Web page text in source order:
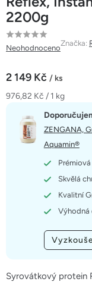
2200g
Průměrné
hodnocení
je
0,0
hvězdiček.
Neohodnoceno
Značka:
2 149 Kč / ks
Měrná
976,82 Kč / 1 kg
Syrovátkový protein
ZENGANA,
Aquamin®
Skvělá
Kvalitní
Výhodná